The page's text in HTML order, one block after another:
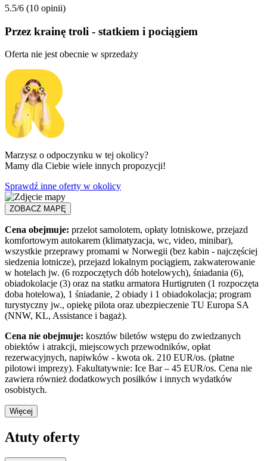
5.5/6 (10 opinii)
Przez krainę troli - statkiem i pociągiem
Oferta nie jest obecnie w sprzedaży
Marzysz o odpoczynku w tej okolicy?
Mamy dla Ciebie wiele innych propozycji!
Sprawdź inne oferty w okolicy
ZOBACZ MAPĘ
Cena obejmuje: przelot samolotem, opłaty lotniskowe, przejazd
komfortowym autokarem (klimatyzacja, wc, video, minibar),
wszystkie przeprawy promami w Norwegii (bez kabin - najczęściej
siedzenia lotnicze), przejazd lokalnym pociągiem, zakwaterowanie
w hotelach jw. (6 rozpoczętych dób hotelowych), śniadania (6),
obiadokolacje (3) oraz na statku armatora Hurtigruten (1 rozpoczęta
doba hotelowa), 1 śniadanie, 2 obiady i 1 obiadokolacja; program
turystyczny jw., opiekę pilota oraz ubezpieczenie TU Europa SA
(NNW, KL, Assistance i bagaż).
Cena nie obejmuje: kosztów biletów wstępu do zwiedzanych
obiektów i atrakcji, miejscowych przewodników, opłat
rezerwacyjnych, napiwków - kwota ok. 210 EUR/os. (płatne
pilotowi imprezy). Fakultatywnie: Ice Bar – 45 EUR/os. Cena nie
zawiera również dodatkowych posiłków i innych wydatków
osobistych.
Więcej
Atuty oferty